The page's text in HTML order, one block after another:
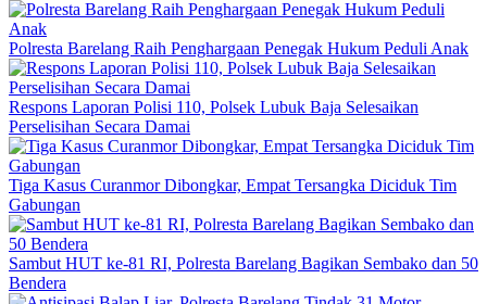
Polresta Barelang Raih Penghargaan Penegak Hukum Peduli Anak
Respons Laporan Polisi 110, Polsek Lubuk Baja Selesaikan
Perselisihan Secara Damai
Tiga Kasus Curanmor Dibongkar, Empat Tersangka Diciduk Tim
Gabungan
Sambut HUT ke-81 RI, Polresta Barelang Bagikan Sembako dan 50
Bendera